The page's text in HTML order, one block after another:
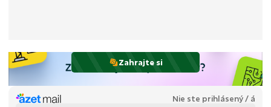
Zahrajte si
Nie ste prihlásený / á